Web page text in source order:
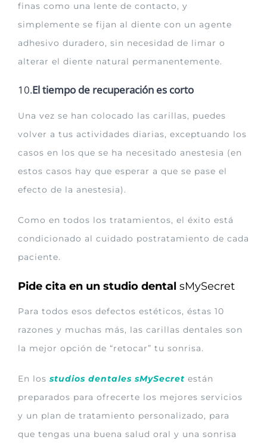
finas como una lente de contacto, y
simplemente se fijan al diente con un agente
adhesivo duradero, sin necesidad de limar o
alterar el diente natural permanentemente.
10.El tiempo de recuperación es corto
Una vez se han colocado las carillas, puedes
volver a tus actividades diarias, exceptuando los
casos en los que se ha necesitado anestesia (en
estos casos hay que esperar a que se pase el
efecto de la anestesia).
Como en todos los tratamientos, el éxito está
condicionado al cuidado postratamiento de cada
paciente.
Pide cita en un studio dental sMySecret
Para todos esos defectos estéticos, éstas 10
razones y muchas más, las carillas dentales son
la mejor opción de “retocar” tu sonrisa.
En los studios dentales sMySecret están
preparados para ofrecerte los mejores servicios
y un plan de tratamiento personalizado, para
que tengas una buena salud oral y una sonrisa